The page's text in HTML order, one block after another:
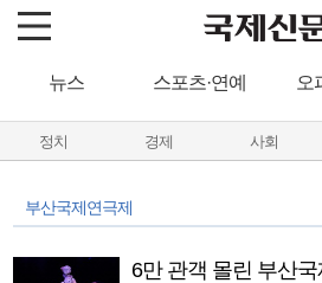
뉴스 스포츠·연예 오
정치 경제 사회
부산국제연극제
6만 관객 몰린 부산